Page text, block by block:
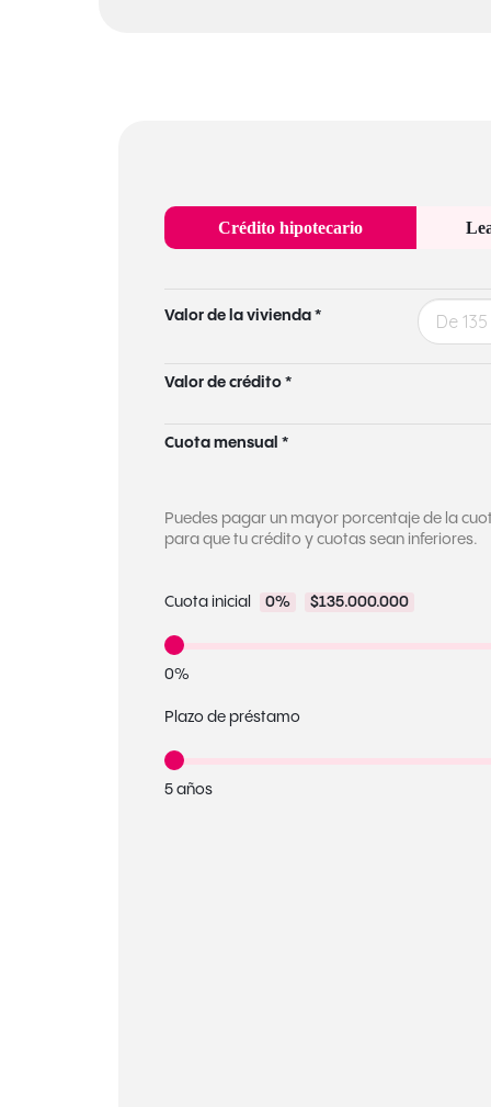
Crédito hipotecario
Valor de la vivienda *
Valor de crédito *
Cuota mensual *
Puedes pagar un mayor porcentaje de la
para que tu crédito y cuotas sean inferiores.
Cuota inicial 0% $135.000.000
0%
Plazo de préstamo
5 años